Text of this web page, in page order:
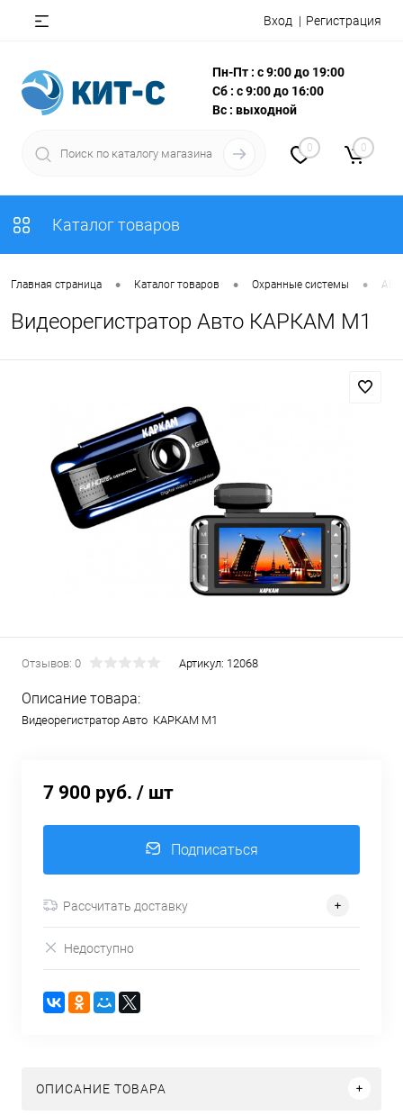
Вход Регистрация
Пн-Пт : с 9:00 до 19:00
Сб : с 9:00 до 16:00
Вс : выходной
0 0
Каталог товаров
Главная страница • Каталог товаров • Охранные системы •
Видеорегистратор Авто КАРКАМ M1
Отзывов: 0 Артикул: 12068
Описание товара:
Видеорегистратор Авто КАРКАМ M1
7 900 руб. / шт
Подписаться
Рассчитать доставку
Недоступно
ОПИСАНИЕ ТОВАРА